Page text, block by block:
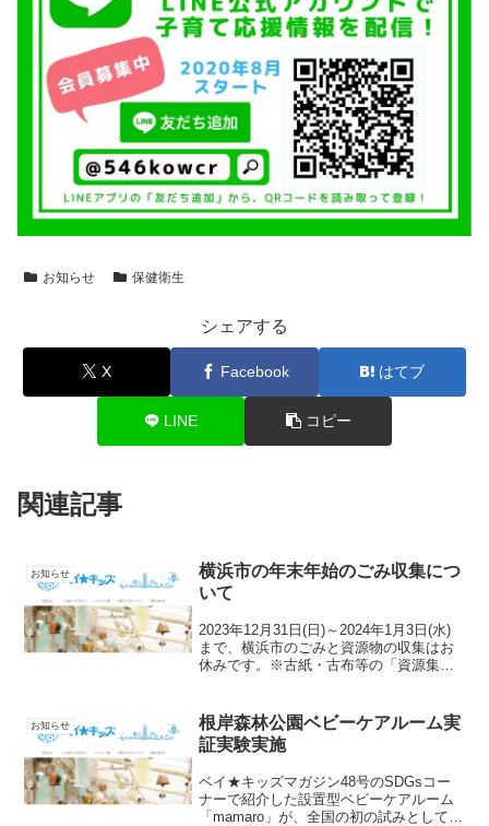
お知らせ 保健衛生
シェアする
X Facebook はてブ
LINE コピー
関連記事
お知らせ
横浜市の年末年始のごみ収集につ
いて
2023年12月31日(日)～2024年1月3日(水)
まで、横浜市のごみと資源物の収集はお
休みです。※古紙・古布等の「資源集団
い合わせください。（回覧が来たり、ご
み置き...
お知らせ
根岸森林公園ベビーケアルーム実
証実験実施
ベイ★キッズマガジン48号のSDGsコー
ナーで紹介した設置型ベビーケアルーム
「mamaro」が、全国の初の試みとして屋